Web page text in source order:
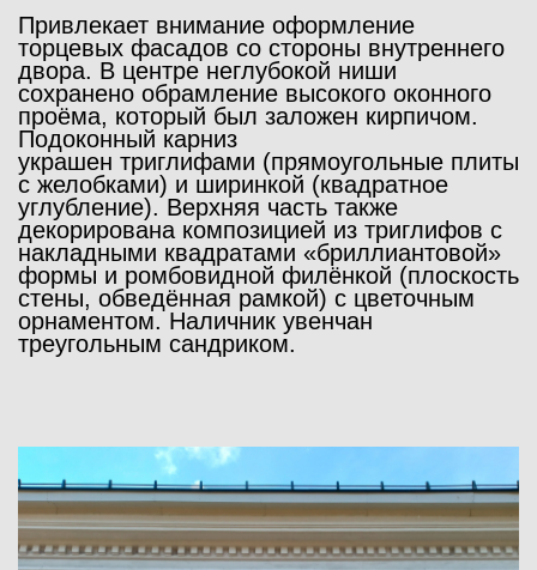
Привлекает внимание оформление
торцевых фасадов со стороны внутреннего
двора. В центре неглубокой ниши
сохранено обрамление высокого оконного
проёма, который был заложен кирпичом.
Подоконный карниз
украшен триглифами (прямоугольные плиты
с желобками) и ширинкой (квадратное
углубление). Верхняя часть также
декорирована композицией из триглифов с
накладными квадратами «бриллиантовой»
формы и ромбовидной филёнкой (плоскость
стены, обведённая рамкой) с цветочным
орнаментом. Наличник увенчан
треугольным сандриком.